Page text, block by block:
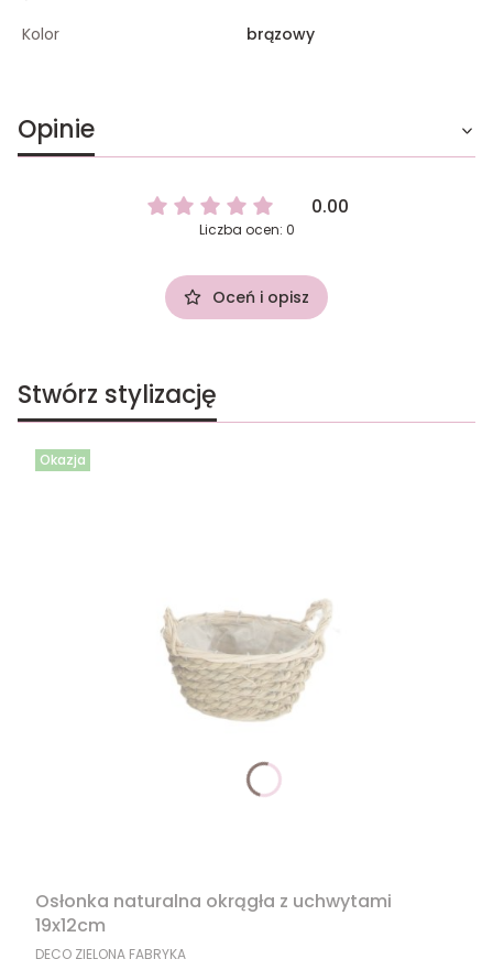
Kolor
brązowy
Opinie
0.00
Liczba ocen: 0
Oceń i opisz
Stwórz stylizację
Okazja
Osłonka naturalna okrągła z uchwytami
19x12cm
PRODUCENT
DECO ZIELONA FABRYKA